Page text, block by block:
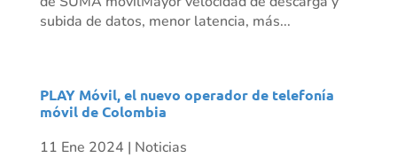
subida de datos, menor latencia, más...
PLAY Móvil, el nuevo operador de telefonía
móvil de Colombia
11 Ene 2024 | Noticias